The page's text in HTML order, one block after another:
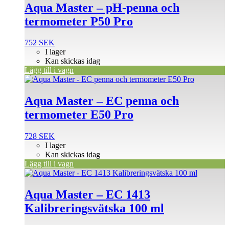
Aqua Master – pH-penna och
termometer P50 Pro
752 SEK
I lager
Kan skickas idag
Lägg till i vagn
Aqua Master – EC penna och
termometer E50 Pro
728 SEK
I lager
Kan skickas idag
Lägg till i vagn
Aqua Master – EC 1413
Kalibreringsvätska 100 ml